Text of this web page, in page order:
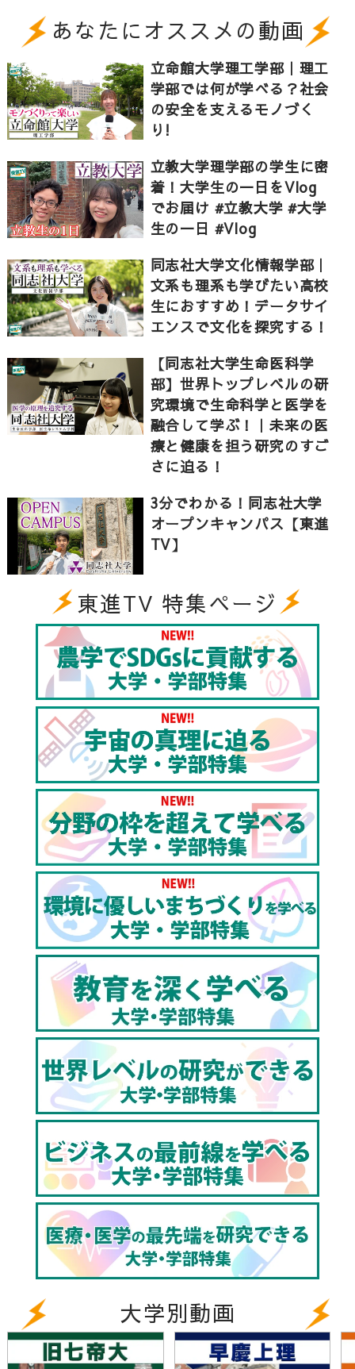
ィングでSDGsに貢献するなど研究も多岐に渡ります。
やりたいを実現する。そんな同志社大学をご紹介しま
す。
【同志社大学理工学部】「自由」で楽しいキャンパス
ライフって一体!?充実の研究環境でイノベーションを
創出!!
0:00 同志社大学理工学部のキャンパスライフ
0:15 京田辺キャンパスの魅力｜自由・最先端な研究施
設
1:06 全面光の部屋で感情を明らかに!?｜没入空間にダ
イブ!!
2:35 自動車の先進技術でSDGsに貢献!｜持続可能な社
会はすぐそこに!
3:42 勉強と部活の両立できる!?｜学生インタビュー!
【同志社大学について】
新島襄は1875年11月29日、京都の地に同志社大学の前
の探求とともにキリスト教を徳育の基本として人格を
陶冶する教育機関をめざし、同志社においてキリスト
教主義に基づき、自治自立の精神を涵養し、国際感覚
豊かな人物を育成することを教育の理念としました。
良心」たらんと願う人々が同志社に学び、固有の伝統
と自由に満ちた学風を築いてきました。そして、30万
人を超える卒業生が、各界において「同志社人」とし
ての自覚と誇りを胸に、みずからの人格を一層高めな
がら「地の塩」、「世の光」として活躍しています。
【同志社大学設置学部】
神学部、文学部、社会学部、法学部、経済学部、商学
部、政策学部、文化情報学部、理工学部、生命医科学
部、スポーツ健康科学部、心理学部、グローバル・コ
ミュニケーション学部、グローバル地域文化学部
▼同志社大学のHPはこちら
https://www.doshisha.ac.jp
▼同志社大学理工学部のHPはこちら
https://se.doshisha.ac.jp
▼同志社大学の関連動画はこちら
【同志社大学文化情報学部】文系も理系も学びたい高
校生におススメ!!｜データサイエンスで文化を探求す
【同志社大学生命医科学部】世界トップレベルの研究
環境で生命科学と医学を融合して学ぶ！｜未来の医療
と健康を担う研究の凄さに迫る！（高校生におスス
https://youtu.be/9WnSx7ZffAQ
3分で分かる！同志社大学オープンキャンパス【東進
TV】（高校生におススメ）
あなたにオススメの動画
立命館大学理工学部｜理工
学部では何が学べる？社会
の安全を支えるモノづく
り!
立教大学理学部の学生に密
着！大学生の一日をVlog
でお届け #立教大学 #大学
生の一日 #Vlog
同志社大学文化情報学部｜
文系も理系も学びたい高校
生におすすめ！データサイ
エンスで文化を探究する！
【同志社大学生命医科学
部】世界トップレベルの研
究環境で生命科学と医学を
融合して学ぶ！｜未来の医
療と健康を担う研究のすご
さに迫る！
3分でわかる！同志社大学
オープンキャンパス【東進
TV】
東進TV 特集ページ
大学別動画